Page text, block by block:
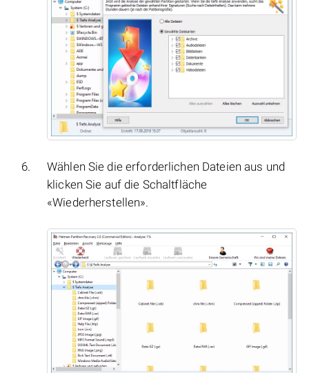
Wählen Sie die erforderlichen Dateien aus und
klicken Sie auf die Schaltfläche
«Wiederherstellen».